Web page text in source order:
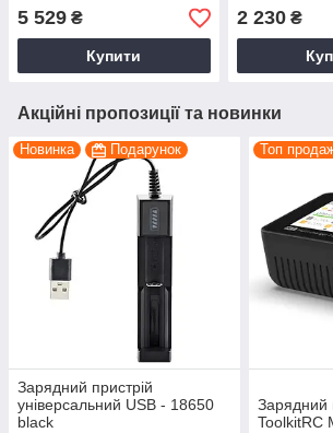
5 529 ₴
Купити
2 230₴
Акційні пропозиції та новинки
Новинка Подарунок
Зарядний пристрій
універсальний USB - 18650
black
Топ
Зарядний
ToolkitRC